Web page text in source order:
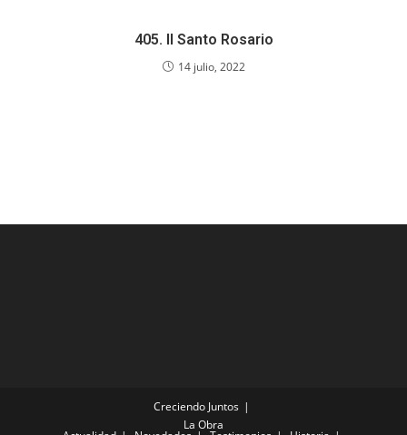
405. Il Santo Rosario
14 julio, 2022
Creciendo Juntos
La Obra